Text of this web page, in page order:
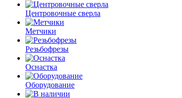
Центровочные сверла
Метчики
Резьбофрезы
Оснастка
Оборудование